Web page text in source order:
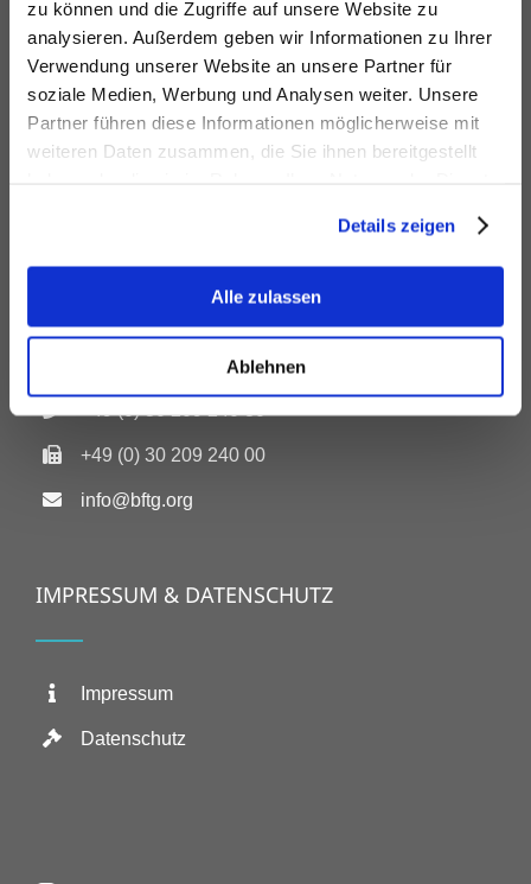
zu können und die Zugriffe auf unsere Website zu
analysieren. Außerdem geben wir Informationen zu Ihrer
Verwendung unserer Website an unsere Partner für
soziale Medien, Werbung und Analysen weiter. Unsere
Partner führen diese Informationen möglicherweise mit
weiteren Daten zusammen, die Sie ihnen bereitgestellt
Details zeigen
Alle zulassen
Ablehnen
Mitglied werden - Warum es sich lohnt
Mitgliederbereich
Unter den Linden 21, D-10117 Berlin
+49 (0) 30 209 240 00
info@bftg.org
IMPRESSUM & DATENSCHUTZ
Impressum
Datenschutz